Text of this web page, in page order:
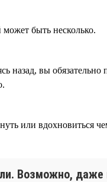
быть несколько.
назад, вы обязательно
или вдохновиться
Возможно, даже